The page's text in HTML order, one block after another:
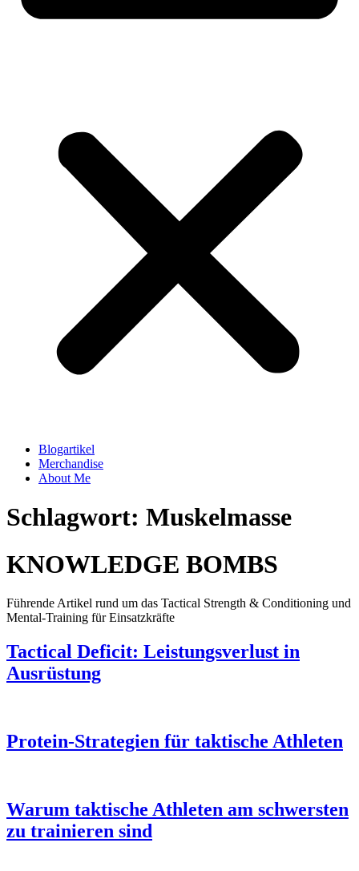
Blogartikel
Merchandise
About Me
Schlagwort: Muskelmasse
KNOWLEDGE BOMBS
Führende Artikel rund um das Tactical Strength & Conditioning und
Mental-Training für Einsatzkräfte
Tactical Deficit: Leistungsverlust in
Ausrüstung
Protein-Strategien für taktische Athleten
Warum taktische Athleten am schwersten
zu trainieren sind